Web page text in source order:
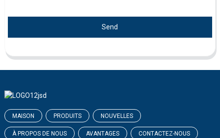
Send
MAISON PRODUITS NOUVELLES
À PROPOS DE NOUS AVANTAGES CONTACTEZ-NOUS